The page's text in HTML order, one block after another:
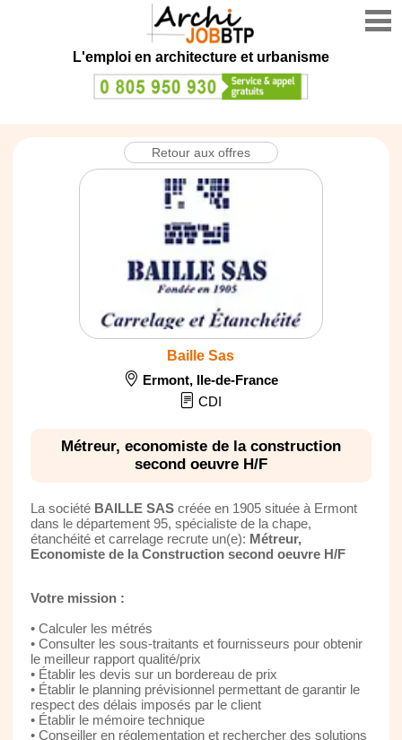
L'emploi en architecture et urbanisme
Retour aux offres
Baille Sas
Ermont, Ile-de-France
CDI
Métreur, economiste de la construction
second oeuvre H/F
La société BAILLE SAScréée en 1905 située à Ermont
dans le département 95, spécialiste de la chape,
étanchéité et carrelage recrute un(e): Métreur,
Economiste de la Construction second oeuvre H/F
Votre mission :
• Calculer les métrés
• Consulter les sous-traitants et fournisseurs pour obtenir
le meilleur rapport qualité/prix
• Établir les devis sur un bordereau de prix
• Établir le planning prévisionnel permettant de garantir le
respect des délais imposés par le client
• Établir le mémoire technique
• Conseiller en réglementation et rechercher des solutions